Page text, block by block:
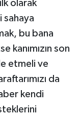
olarak
sahaya
bu bana
kanımızın son
etmeli ve
da
kendi